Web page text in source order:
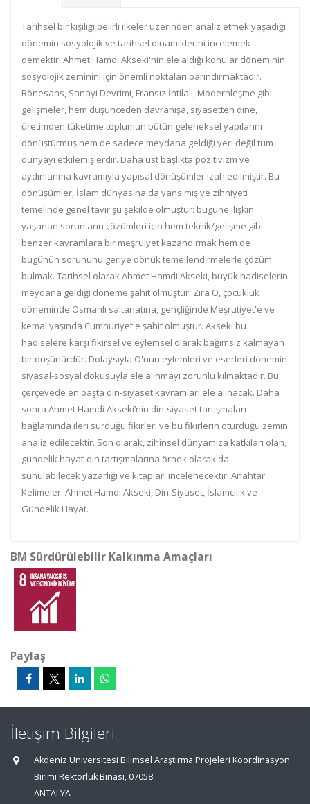
Tarihsel bir kişiliği belirli ilkeler üzerinden analiz etmek yaşadığı
dönemin sosyolojik ve tarihsel dinamiklerini incelemek
demektir. Ahmet Hamdi Akseki'nin ele aldığı konular döneminin
sosyolojik zeminini için önemli noktaları barındırmaktadır.
Rönesans, Sanayi Devrimi, Fransız İhtilalı, Modernleşme gibi
gelişmeler, hem düşünceden davranışa, siyasetten dine,
üretimden tüketime toplumun bütün geleneksel yapılarını
dönüştürmüş hem de sadece meydana geldiği yeri değil tüm
dünyayı etkilemişlerdir. Daha üst başlıkta pozitivizm ve
aydınlanma kavramıyla yapısal dönüşümler izah edilmiştir. Bu
dönüşümler, İslam dünyasına da yansımış ve zihniyeti
temelinde genel tavır şu şekilde olmuştur: bugüne ilişkin
yaşanan sorunların çözümleri için hem teknik/gelişme gibi
benzer kavramlara bir meşruiyet kazandırmak hem de
bugünün sorununu geriye dönük temellendirmelerle çözüm
bulmak. Tarihsel olarak Ahmet Hamdi Akseki, büyük hadiselerin
meydana geldiği döneme şahit olmuştur. Zira O, çocukluk
döneminde Osmanlı saltanatına, gençliğinde Meşrutiyet'e ve
kemal yaşında Cumhuriyet'e şahit olmuştur. Akseki bu
hadiselere karşı fikirsel ve eylemsel olarak bağımsız kalmayan
bir düşünürdür. Dolaysıyla O'nun eylemleri ve eserleri dönemin
siyasal-sosyal dokusuyla ele alınmayı zorunlu kılmaktadır. Bu
çerçevede en başta din-siyaset kavramları ele alınacak. Daha
sonra Ahmet Hamdi Akseki’nin din-siyaset tartışmaları
bağlamında ileri sürdüğü fikirleri ve bu fikirlerin oturduğu zemin
analiz edilecektir. Son olarak, zihinsel dünyamıza katkıları olan,
gündelik hayat-din tartışmalarına örnek olarak da
sunulabilecek yazarlığı ve kitapları incelenecektir. Anahtar
Kelimeler: Ahmet Hamdi Akseki, Din-Siyaset, İslamcılık ve
Gündelik Hayat.
BM Sürdürülebilir Kalkınma Amaçları
Paylaş
İletişim Bilgileri
Akdeniz Üniversitesi Bilimsel Araştırma Projeleri Koordinasyon
Birimi Rektörlük Binası, 07058
ANTALYA